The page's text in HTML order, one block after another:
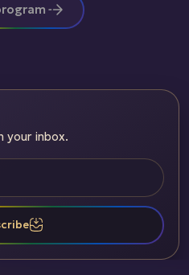
your inbox.